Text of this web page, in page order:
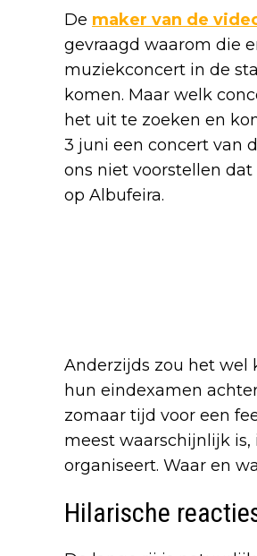
De maker van de
gevraagd waarom die
muziekconcert in de
komen. Maar welk
het uit te zoeken en
3 juni een concert van
ons niet voorstellen
op Albufeira.
Anderzijds zou het wel
hun eindexamen
zomaar tijd voor een
meest waarschijnlijk
organiseert. Waar en
Hilarische